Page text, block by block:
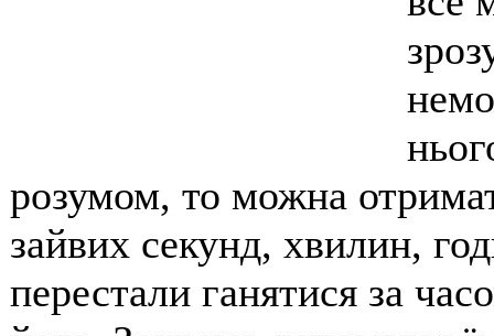
розумом, то можна
зайвих секунд, хвилин,
перестали ганятися за